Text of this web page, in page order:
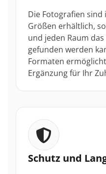
Die Fotografien sind
Größen erhältlich,
und jeden Raum
gefunden werden
Formaten
Ergänzung für Ihr
Schutz und